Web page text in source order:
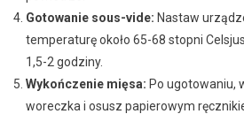
Gotowanie sous-vide: Nastaw
temperaturę około 65-68 stopni
1,5-2 godziny.
Wykończenie mięsa: Po ugotowaniu,
woreczka i osusz papierowym